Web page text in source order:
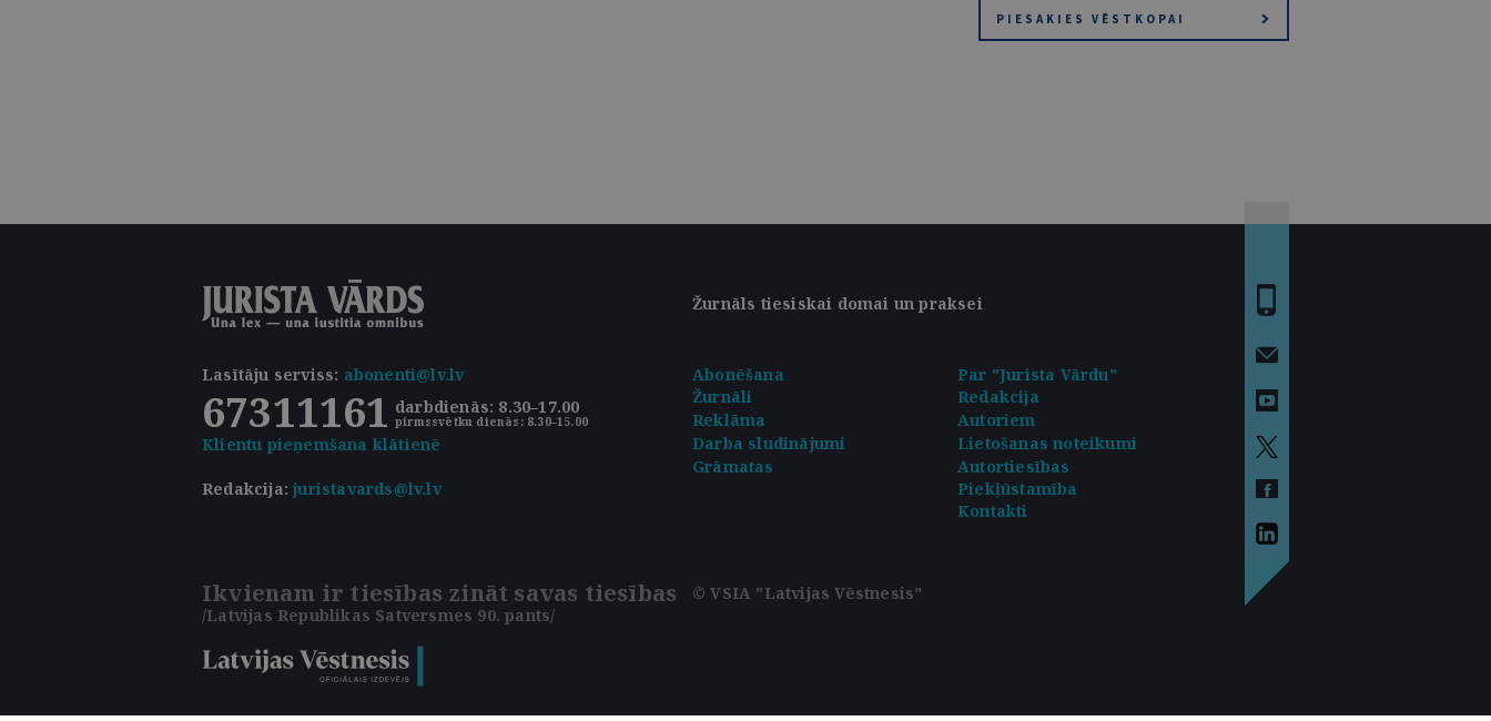
PIESAKIES VĒSTKOPAI
Žurnāls tiesiskai domai un praksei
Lasītāju serviss: abonenti@lv.lv
67311161 darbdienās: 8.30–17.00
pirmssvētku dienās: 8.30–15.00
Klientu pieņemšana klātienē
Abonēšana
Par "Jurista Vārdu"
Žurnāli
Redakcija
Reklāma
Autoriem
Darba sludinājumi
Lietošanas noteikumi
Redakcija:juristavards@lv.lv
Grāmatas
Autortiesības
Piekļūstamība
Kontakti
Ikvienam ir tiesības zināt savas tiesības
/Latvijas Republikas Satversmes 90. pants/
© VSIA "Latvijas Vēstnesis"